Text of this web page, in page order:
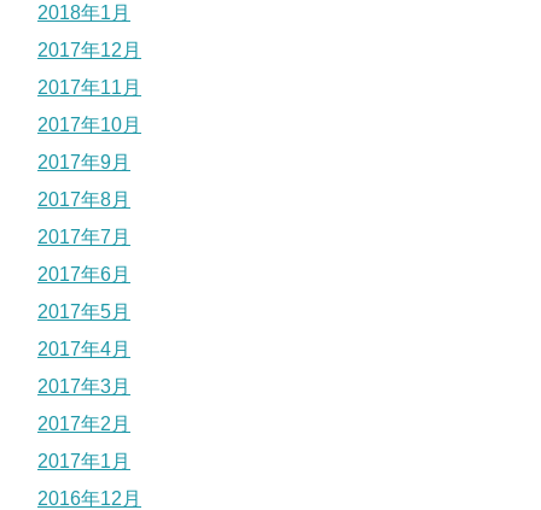
2018年1月
2017年12月
2017年11月
2017年10月
2017年9月
2017年8月
2017年7月
2017年6月
2017年5月
2017年4月
2017年3月
2017年2月
2017年1月
2016年12月